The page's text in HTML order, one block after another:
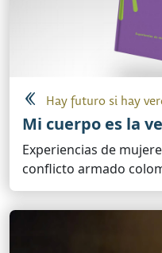
Hay futuro si hay
Mi cuerpo es la
Experiencias de
conflicto armado